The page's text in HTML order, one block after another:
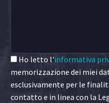
Ho letto l'informativa
memorizzazione dei miei
esclusivamente per le
contatto e in linea con la